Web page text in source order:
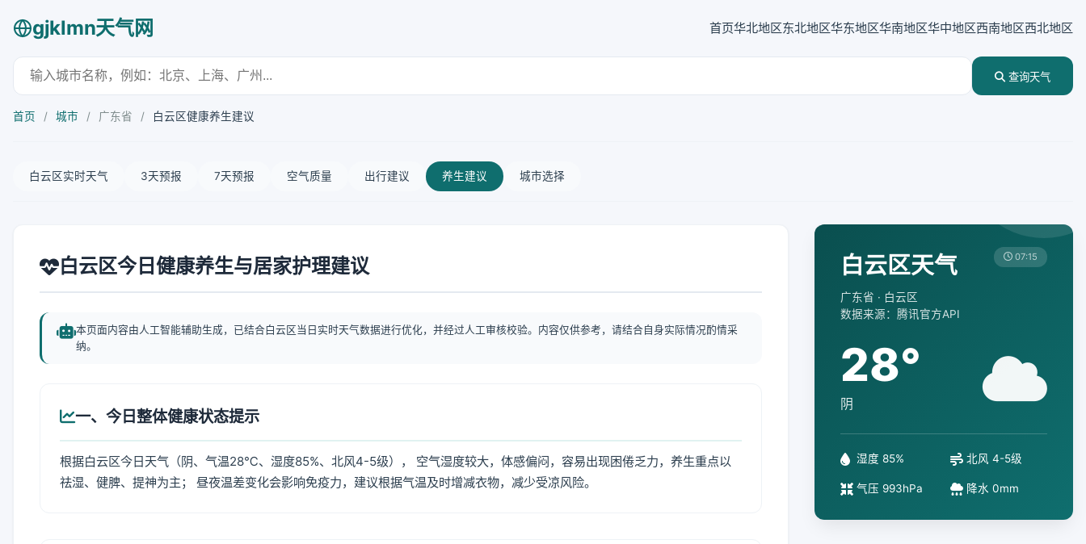
gjklmn天气网 首页华北地区东北地区华东地区华南地区华中地区西南地区西北地区
查询天气
首页 / 城市 / 广东省 / 白云区健康养生建议
白云区实时天气 3天预报 7天预报 空气质量 出行建议 养生建议 城市选择
白云区今日健康养生与居家护理建议
本页面内容由人工智能辅助生成，已结合白云区当日实时天气数据进行优化，并经过人工审核校验。内容仅供参考，请结合自身实际情况酌情采
纳。
一、今日整体健康状态提示
根据白云区今日天气（阴、气温28℃、湿度85%、北风4-5级）， 空气湿度较大，体感偏闷，容易出现困倦乏力，养生重点以
祛湿、健脾、提神为主； 昼夜温差变化会影响免疫力，建议根据气温及时增减衣物，减少受凉风险。
白云区天气
广东省 · 白云区
数据来源：腾讯官方API
07:15
28°
阴
湿度 85% 北风 4-5级
气压 993hPa 降水 0mm